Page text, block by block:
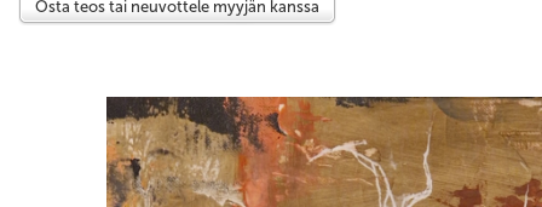
Osta teos tai neuvottele myyjän kanssa